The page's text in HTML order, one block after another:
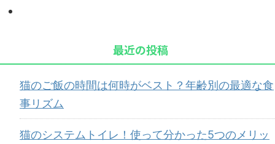
最近の投稿
猫のご飯の時間は何時がベスト？年齢別の最適な食
事リズム
猫のシステムトイレ！使って分かった5つのメリッ